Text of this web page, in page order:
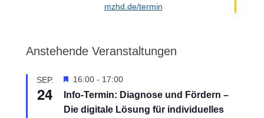
mzhd.de/termin
Anstehende Veranstaltungen
SEP.
24
H
e
r
v
16:00 - 17:00
Info-Termin: Diagnose und Fördern –
Die digitale Lösung für individuelles